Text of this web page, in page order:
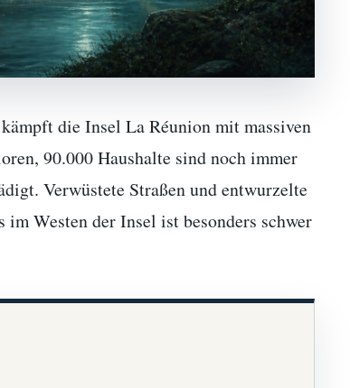
die Insel La Réunion mit massiven
90.000 Haushalte sind noch immer
Verwüstete Straßen und entwurzelte
Westen der Insel ist besonders schwer